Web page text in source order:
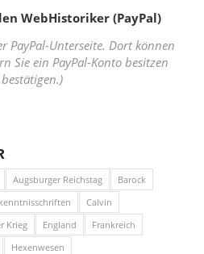
WebHistoriker (PayPal)
PayPal-Unterseite. Dort können
Sie ein PayPal-Konto besitzen
Augsburger Reichstag
Barock
Calvin
Krieg England
Frankreich
Hexenwesen